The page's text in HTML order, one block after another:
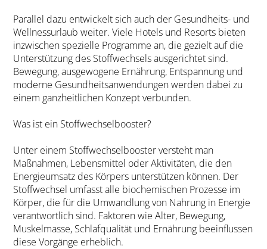
Parallel dazu entwickelt sich auch der Gesundheits- und
Wellnessurlaub weiter. Viele Hotels und Resorts bieten
inzwischen spezielle Programme an, die gezielt auf die
Unterstützung des Stoffwechsels ausgerichtet sind.
Bewegung, ausgewogene Ernährung, Entspannung und
moderne Gesundheitsanwendungen werden dabei zu
einem ganzheitlichen Konzept verbunden.
Was ist ein Stoffwechselbooster?
Unter einem Stoffwechselbooster versteht man
Maßnahmen, Lebensmittel oder Aktivitäten, die den
Energieumsatz des Körpers unterstützen können. Der
Stoffwechsel umfasst alle biochemischen Prozesse im
Körper, die für die Umwandlung von Nahrung in Energie
verantwortlich sind. Faktoren wie Alter, Bewegung,
Muskelmasse, Schlafqualität und Ernährung beeinflussen
diese Vorgänge erheblich.